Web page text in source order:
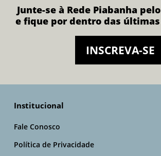
Junte-se à Rede Piabanha
e fique por dentro das
INSCREVA-SE
Institucional
Fale Conosco
Política de Privacidade